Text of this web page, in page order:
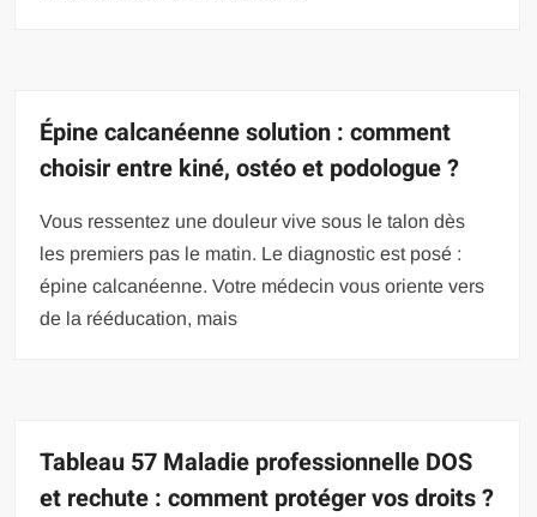
Épine calcanéenne solution : comment
choisir entre kiné, ostéo et podologue ?
Vous ressentez une douleur vive sous le talon dès
les premiers pas le matin. Le diagnostic est posé :
épine calcanéenne. Votre médecin vous oriente vers
de la rééducation, mais
Tableau 57 Maladie professionnelle DOS
et rechute : comment protéger vos droits ?